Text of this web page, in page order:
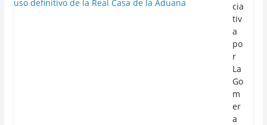
cia
tiv
a
po
r
La
Go
m
er
a